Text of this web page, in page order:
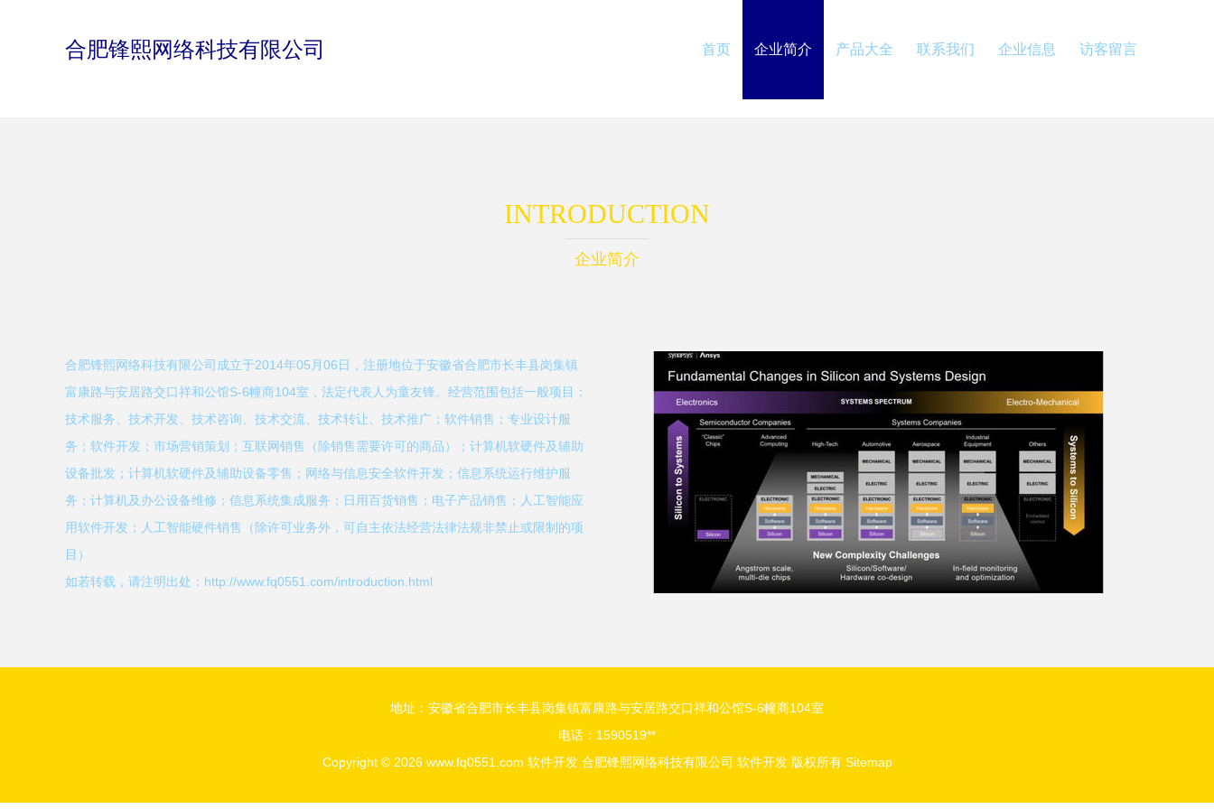
合肥锋熙网络科技有限公司 首页 企业简介 产品大全 联系我们 企业信息 访客留言
INTRODUCTION
企业简介
合肥锋熙网络科技有限公司成立于2014年05月06日，注册地位于安徽省合肥市长丰县岗集镇
富康路与安居路交口祥和公馆S-6幢商104室，法定代表人为童友锋。经营范围包括一般项目：
技术服务、技术开发、技术咨询、技术交流、技术转让、技术推广；软件销售；专业设计服
务；软件开发；市场营销策划；互联网销售（除销售需要许可的商品）；计算机软硬件及辅助
设备批发；计算机软硬件及辅助设备零售；网络与信息安全软件开发；信息系统运行维护服
务；计算机及办公设备维修；信息系统集成服务；日用百货销售；电子产品销售；人工智能应
用软件开发；人工智能硬件销售（除许可业务外，可自主依法经营法律法规非禁止或限制的项
目）
如若转载，请注明出处：http://www.fq0551.com/introduction.html
地址：安徽省合肥市长丰县岗集镇富康路与安居路交口祥和公馆S-6幢商104室
电话：1590519**
Copyright © 2026 www.fq0551.com 软件开发 合肥锋熙网络科技有限公司 软件开发版权所有 Sitemap